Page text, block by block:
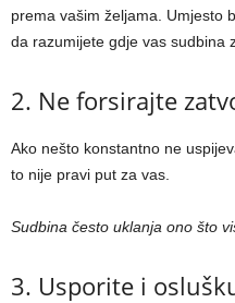
prema vašim željama. Umjesto
da razumijete gdje vas sudbina
2. Ne forsirajte
Ako nešto konstantno ne
to nije pravi put za vas.
Sudbina često uklanja ono što
3. Usporite i